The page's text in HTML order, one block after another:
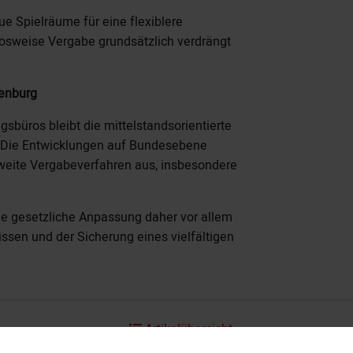
Spielräume für eine flexiblere
Vergabe grundsätzlich verdrängt
bleibt die mittelstandsorientierte
Entwicklungen auf Bundesebene
Vergabeverfahren aus, insbesondere
gesetzliche Anpassung daher vor allem
und der Sicherung eines vielfältigen
Artikelübersicht